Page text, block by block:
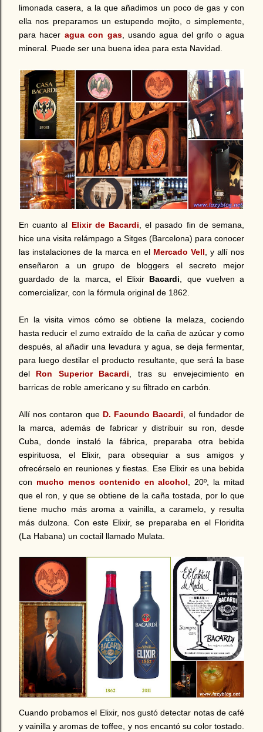
limonada casera, a la que añadimos un poco de gas y con
ella nos preparamos un estupendo mojito, o simplemente,
para hacer agua con gas, usando agua del grifo o agua
mineral. Puede ser una buena idea para esta Navidad.
En cuanto al Elixir de Bacardi, el pasado fin de semana,
hice una visita relámpago a Sitges (Barcelona) para conocer
las instalaciones de la marca en el Mercado Vell, y allí nos
enseñaron a un grupo de bloggers el secreto mejor
guardado de la marca, el Elixir Bacardi, que vuelven a
comercializar, con la fórmula original de 1862.
En la visita vimos cómo se obtiene la melaza, cociendo
hasta reducir el zumo extraído de la caña de azúcar y como
después, al añadir una levadura y agua, se deja fermentar,
para luego destilar el producto resultante, que será la base
del Ron Superior Bacardi, tras su envejecimiento en
barricas de roble americano y su filtrado en carbón.
Allí nos contaron que D. Facundo Bacardi, el fundador de
la marca, además de fabricar y distribuir su ron, desde
Cuba, donde instaló la fábrica, preparaba otra bebida
espirituosa, el Elixir, para obsequiar a sus amigos y
ofrecérselo en reuniones y fiestas. Ese Elixir es una bebida
con mucho menos contenido en alcohol, 20º, la mitad
que el ron, y que se obtiene de la caña tostada, por lo que
tiene mucho más aroma a vainilla, a caramelo, y resulta
más dulzona. Con este Elixir, se preparaba en el Floridita
(La Habana) un coctail llamado Mulata.
Cuando probamos el Elixir, nos gustó detectar notas de café
y vainilla y aromas de toffee, y nos encantó su color tostado.